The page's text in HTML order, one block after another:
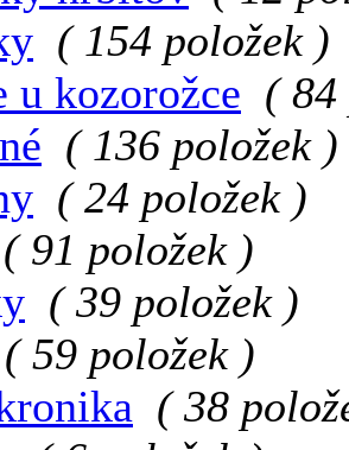
( 154 položek )
u kozorožce ( 84
( 136 položek )
( 24 položek )
( 91 položek )
( 39 položek )
( 59 položek )
( 38